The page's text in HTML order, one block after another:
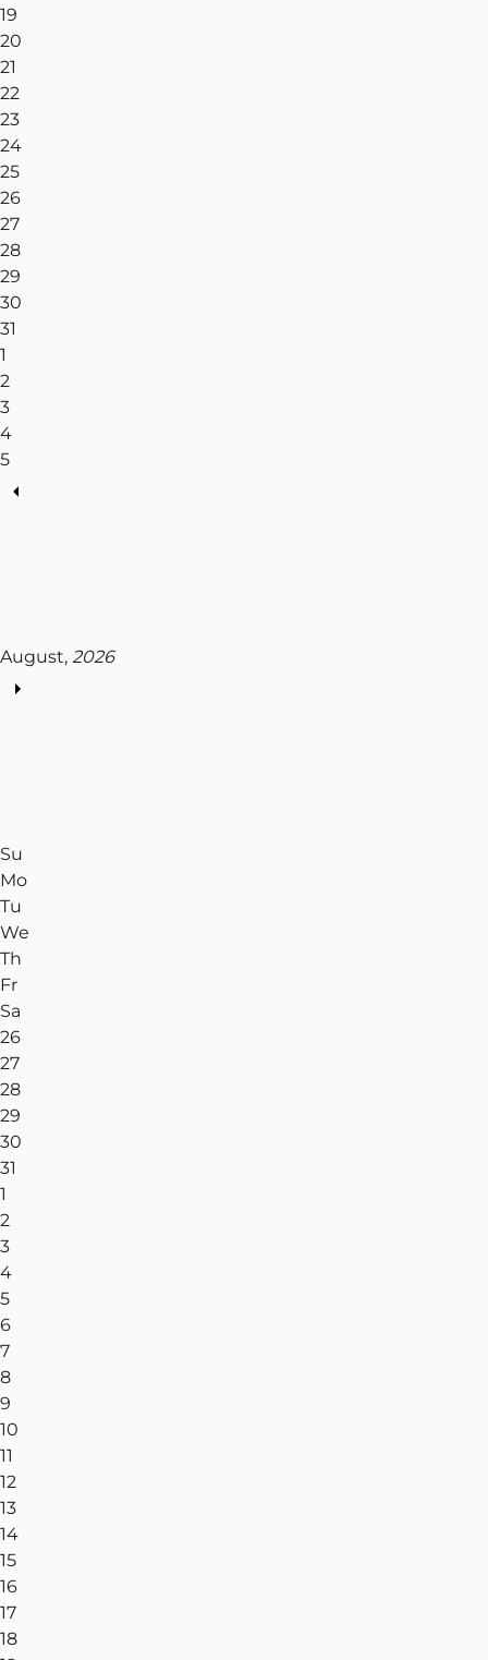
19
20
21
22
23
24
25
26
27
28
29
30
31
1
2
3
4
5
August, 2026
Su
Mo
Tu
We
Th
Fr
Sa
26
27
28
29
30
31
1
2
3
4
5
6
7
8
9
10
11
12
13
14
15
16
17
18